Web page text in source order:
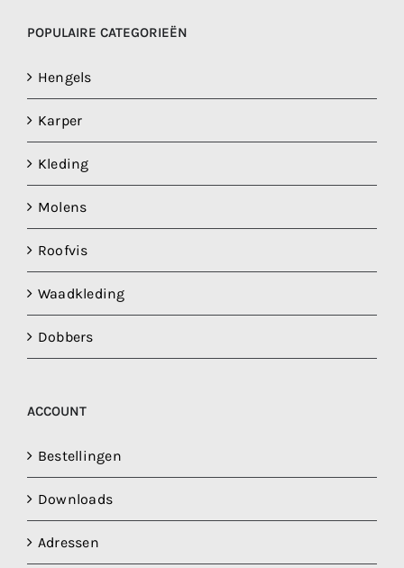
POPULAIRE CATEGORIEËN
Hengels
Karper
Kleding
Molens
Roofvis
Waadkleding
Dobbers
ACCOUNT
Bestellingen
Downloads
Adressen